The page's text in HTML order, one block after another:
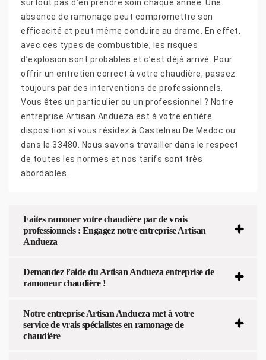
surtout pas d’en prendre soin chaque année. Une
absence de ramonage peut compromettre son
efficacité et peut même conduire au drame. En effet,
avec ces types de combustible, les risques
d’explosion sont probables et c’est déjà arrivé. Pour
offrir un entretien correct à votre chaudière, passez
toujours par des interventions de professionnels.
Vous êtes un particulier ou un professionnel ? Notre
entreprise Artisan Andueza est à votre entière
disposition si vous résidez à Castelnau De Medoc ou
dans le 33480. Nous savons travailler dans le respect
de toutes les normes et nos tarifs sont très
abordables.
Faites ramoner votre chaudière par de vrais
professionnels : Engagez notre entreprise Artisan
Andueza
Demandez l’aide du Artisan Andueza entreprise de
ramoneur chaudière !
Notre entreprise Artisan Andueza met à votre
service de vrais spécialistes en ramonage de
chaudière